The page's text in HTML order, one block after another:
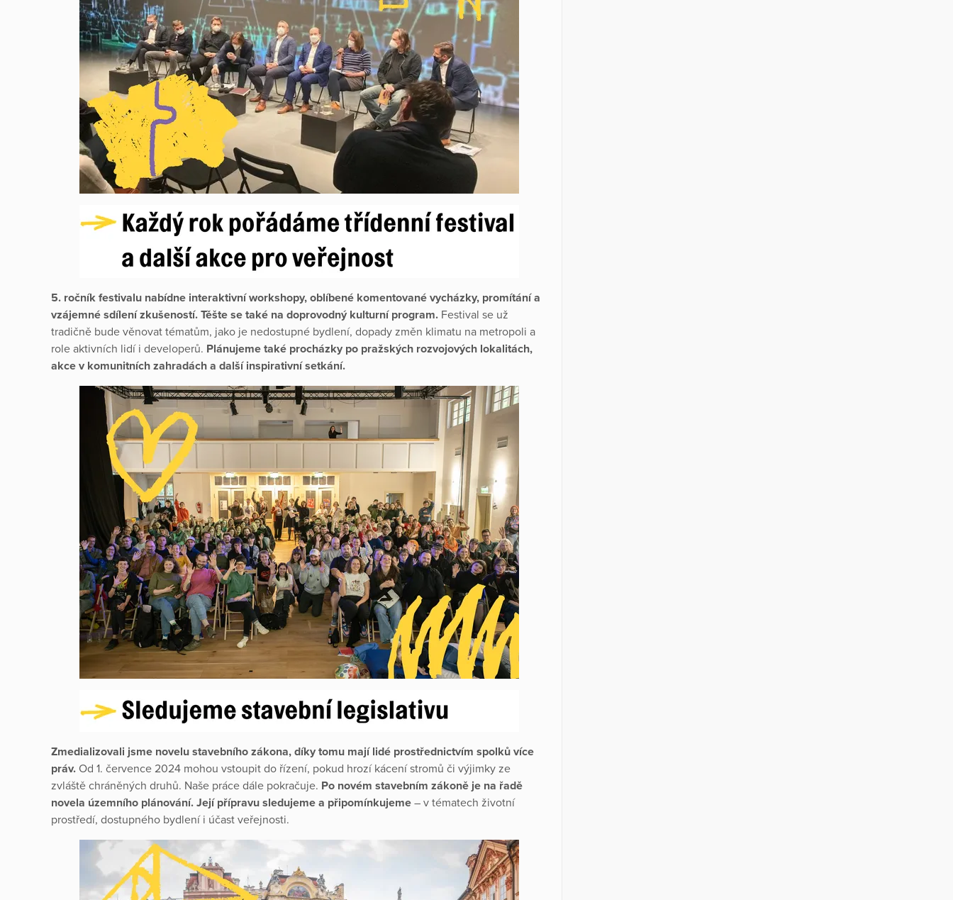
5. ročník festivalu nabídne interaktivní workshopy, oblíbené komentované vycházky, promítání a
vzájemné sdílení zkušeností. Těšte se také na doprovodný kulturní program. Festival se už
tradičně bude věnovat tématům, jako je nedostupné bydlení, dopady změn klimatu na metropoli a
role aktivních lidí i developerů. Plánujeme také procházky po pražských rozvojových lokalitách,
akce v komunitních zahradách a další inspirativní setkání.
Zmedializovali jsme novelu stavebního zákona, díky tomu mají lidé prostřednictvím spolků více
práv. Od 1. července 2024 mohou vstoupit do řízení, pokud hrozí kácení stromů či výjimky ze
zvláště chráněných druhů. Naše práce dále pokračuje. Po novém stavebním zákoně je na řadě
novela územního plánování. Její přípravu sledujeme a připomínkujeme – v tématech životní
prostředí, dostupného bydlení i účast veřejnosti.